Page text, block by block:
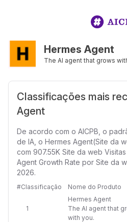
Hermes Agent
The AI agent that grows
Classificações mais
Agent
De acordo com o AICPB, o
de IA, o Hermes Agent(Site da
com 907.55K Site da web
Agent Growth Rate por Site da
2026.
#Classificação Nome do Produto
1
Hermes Agent
The AI agent that
with you.